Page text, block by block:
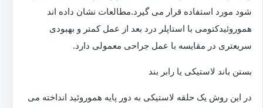
شود مورد استفاده قرار می گیرد.مطالعات نشان داده اند
هموروئیدکتومی با استاپلر درد بعد از عمل کمتر و بهبودی
سریعتری در مقایسه با عمل جراحی معمولی دارد.
بستن باند لاستیکی یا رابر بند
در این روش یک حلقه لاستیکی به دور پایه هموروئید انداخته می